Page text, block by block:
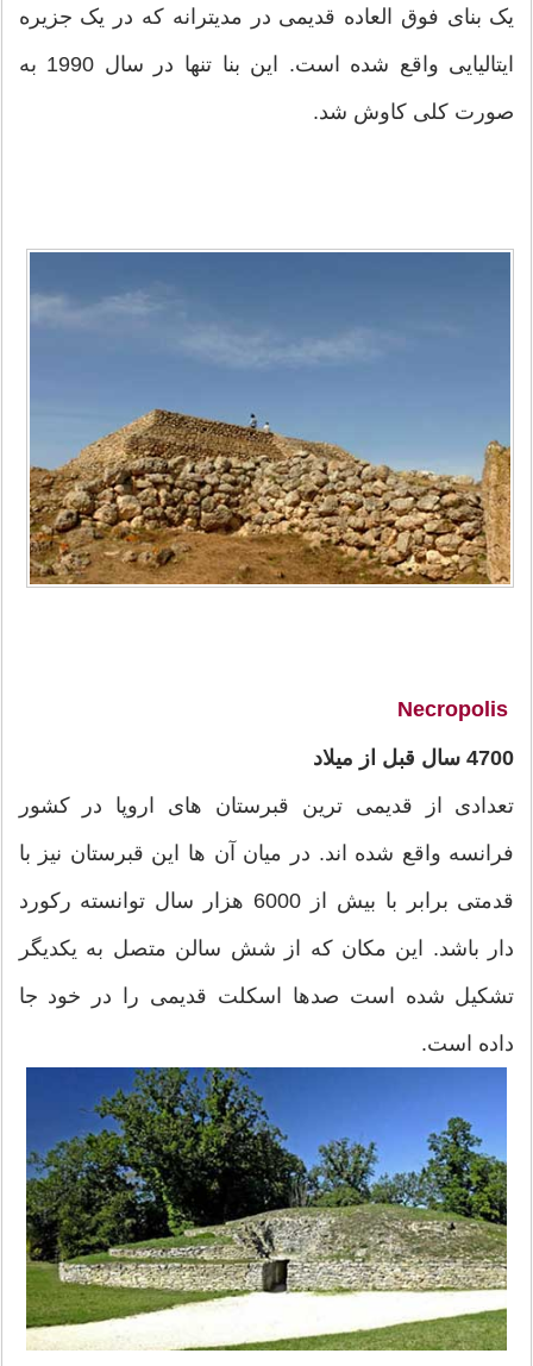
یک بنای فوق العاده قدیمی در مدیترانه که در یک جزیره
ایتالیایی واقع شده است. این بنا تنها در سال 1990 به
صورت کلی کاوش شد.
Necropolis
4700 سال قبل از میلاد
تعدادی از قدیمی ترین قبرستان های اروپا در کشور
فرانسه واقع شده اند. در میان آن ها این قبرستان نیز با
قدمتی برابر با بیش از 6000 هزار سال توانسته رکورد
دار باشد. این مکان که از شش سالن متصل به یکدیگر
تشکیل شده است صدها اسکلت قدیمی را در خود جا
داده است.